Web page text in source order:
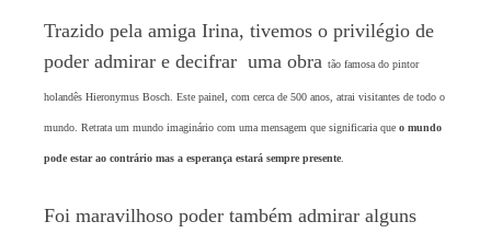
Trazido pela amiga Irina, tivemos o privilégio de
poder admirar e decifrar uma obra tão famosa do pintor
holandês Hieronymus Bosch. Este painel, com cerca de 500 anos, atrai visitantes de todo o
mundo. Retrata um mundo imaginário com uma mensagem que significaria que o mundo
pode estar ao contrário mas a esperança estará sempre presente
Foi maravilhoso poder também admirar alguns